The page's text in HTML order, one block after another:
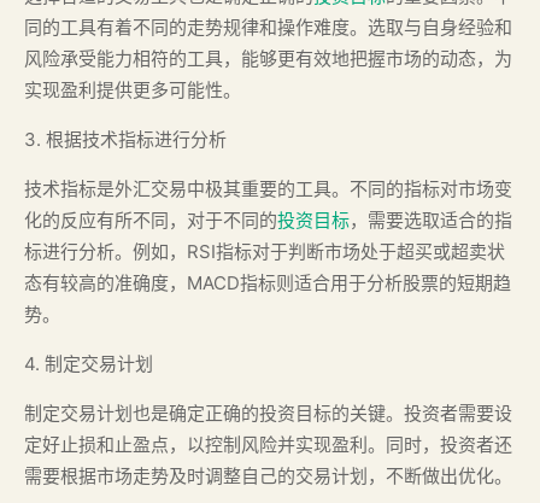
同的工具有着不同的走势规律和操作难度。选取与自身经验和
风险承受能力相符的工具，能够更有效地把握市场的动态，为
实现盈利提供更多可能性。
3. 根据技术指标进行分析
技术指标是外汇交易中极其重要的工具。不同的指标对市场变
化的反应有所不同，对于不同的投资目标，需要选取适合的指
标进行分析。例如，RSI指标对于判断市场处于超买或超卖状
态有较高的准确度，MACD指标则适合用于分析股票的短期趋
势。
4. 制定交易计划
制定交易计划也是确定正确的投资目标的关键。投资者需要设
定好止损和止盈点，以控制风险并实现盈利。同时，投资者还
需要根据市场走势及时调整自己的交易计划，不断做出优化。